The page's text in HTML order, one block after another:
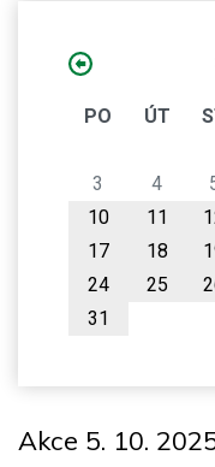
PO ÚT
3
4
10
11
17
18
24
25
31
Akce 5. 10.